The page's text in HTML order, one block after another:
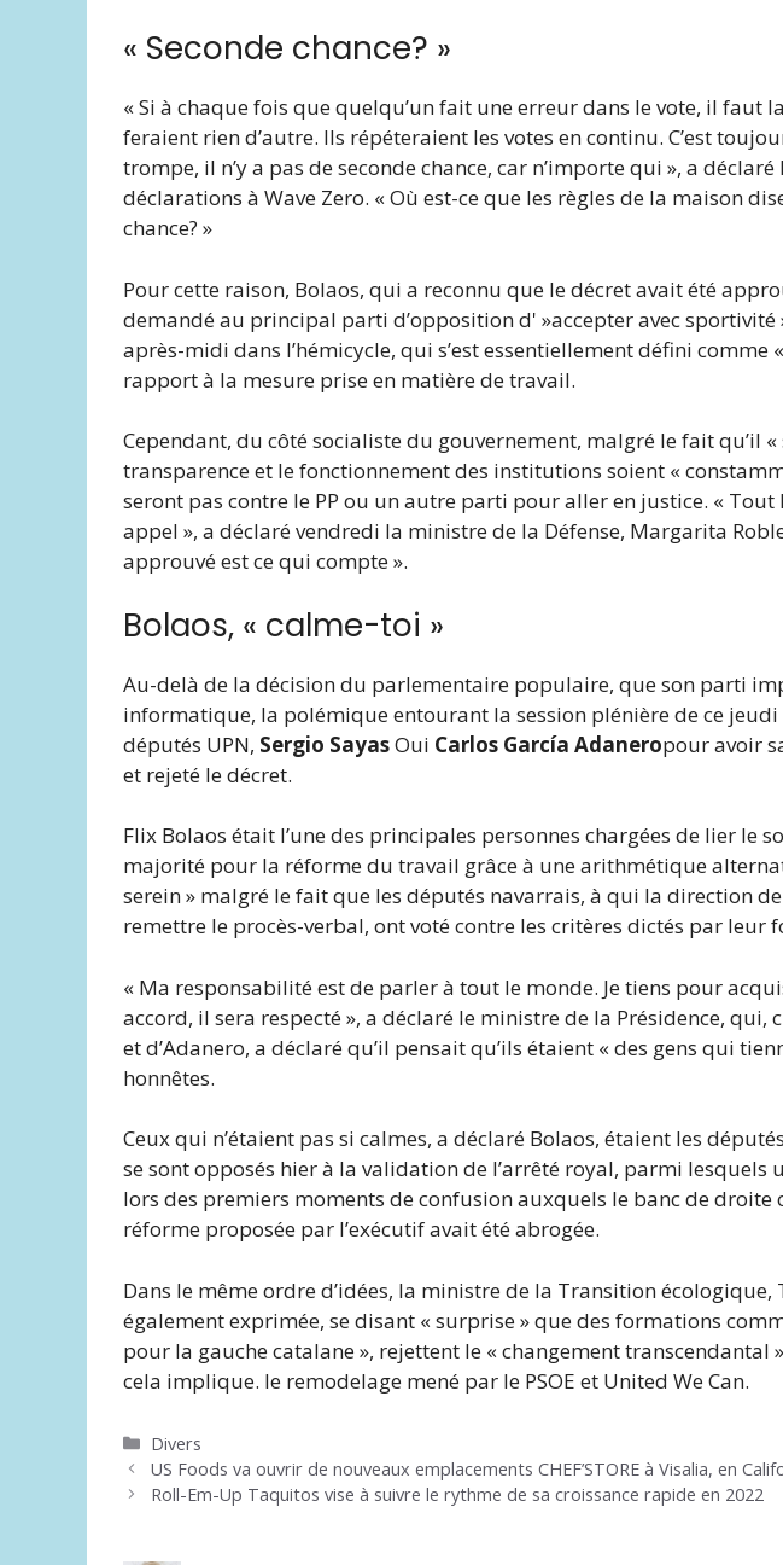
« Seconde chance? »
« Si à chaque fois que quelqu’un fait une erreur dans le vote, il faut
feraient rien d’autre. Ils répéteraient les votes en continu. C’est
trompe, il n’y a pas de seconde chance, car n’importe qui », a
déclarations à Wave Zero. « Où est-ce que les règles de la maison
chance? »
Pour cette raison, Bolaos, qui a reconnu que le décret avait été
demandé au principal parti d’opposition d' »accepter avec sportivité
après-midi dans l’hémicycle, qui s’est essentiellement défini comme
rapport à la mesure prise en matière de travail.
Cependant, du côté socialiste du gouvernement, malgré le fait qu’il «
transparence et le fonctionnement des institutions soient «
seront pas contre le PP ou un autre parti pour aller en justice. «
appel », a déclaré vendredi la ministre de la Défense, Margarita
approuvé est ce qui compte ».
Bolaos, « calme-toi »
Au-delà de la décision du parlementaire populaire, que son parti
informatique, la polémique entourant la session plénière de ce
députés UPN, Sergio SayasOui Carlos García Adaneropour avoir
et rejeté le décret.
Flix Bolaos était l’une des principales personnes chargées de lier le
majorité pour la réforme du travail grâce à une arithmétique
serein » malgré le fait que les députés navarrais, à qui la direction de
remettre le procès-verbal, ont voté contre les critères dictés par leur
« Ma responsabilité est de parler à tout le monde. Je tiens pour
accord, il sera respecté », a déclaré le ministre de la Présidence, qui,
et d’Adanero, a déclaré qu’il pensait qu’ils étaient « des gens qui
honnêtes.
Ceux qui n’étaient pas si calmes, a déclaré Bolaos, étaient les
se sont opposés hier à la validation de l’arrêté royal, parmi lesquels
lors des premiers moments de confusion auxquels le banc de droite
réforme proposée par l’exécutif avait été abrogée.
Dans le même ordre d’idées, la ministre de la Transition écologique,
également exprimée, se disant « surprise » que des formations
pour la gauche catalane », rejettent le « changement
cela implique. le remodelage mené par le PSOE et United We Can.
Catégories
Divers
US Foods va ouvrir de nouveaux emplacements CHEF’STORE à Visalia, en
Roll-Em-Up Taquitos vise à suivre le rythme de sa croissance rapide en 2022